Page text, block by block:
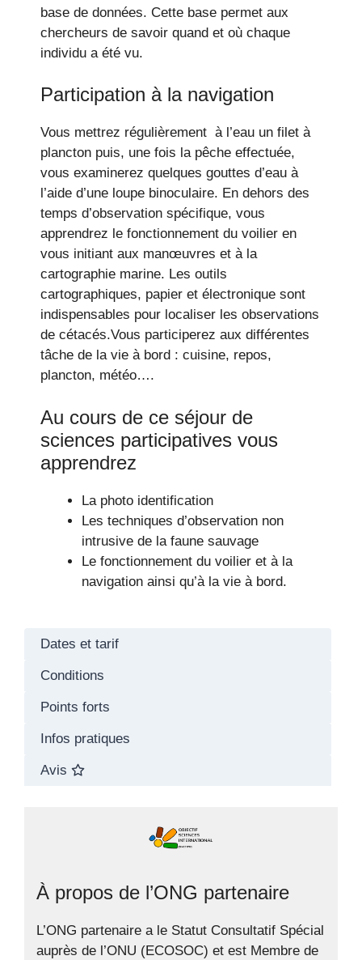
base de données. Cette base permet aux
chercheurs de savoir quand et où chaque
individu a été vu.
Participation à la navigation
Vous mettrez régulièrement à l’eau un filet à
plancton puis, une fois la pêche effectuée,
vous examinerez quelques gouttes d’eau à
l’aide d’une loupe binoculaire. En dehors des
temps d’observation spécifique, vous
apprendrez le fonctionnement du voilier en
vous initiant aux manœuvres et à la
cartographie marine. Les outils
cartographiques, papier et électronique sont
indispensables pour localiser les observations
de cétacés.Vous participerez aux différentes
tâche de la vie à bord : cuisine, repos,
plancton, météo….
Au cours de ce séjour de
sciences participatives vous
apprendrez
La photo identification
Les techniques d’observation non
intrusive de la faune sauvage
Le fonctionnement du voilier et à la
navigation ainsi qu’à la vie à bord.
Dates et tarif
Conditions
Points forts
Infos pratiques
Avis
À propos de l’ONG partenaire
L’ONG partenaire a le Statut Consultatif Spécial
auprès de l’ONU (ECOSOC) et est Membre de